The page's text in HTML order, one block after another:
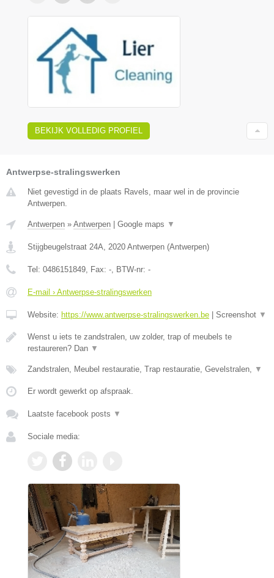
BEKIJK VOLLEDIG PROFIEL
Antwerpse-stralingswerken
Niet gevestigd in de plaats Ravels, maar wel in de provincie
Antwerpen.
Antwerpen » Antwerpen Google maps ▼
Stijgbeugelstraat 24A 2020 Antwerpen (Antwerpen)
Tel: 0486151849 , Fax: - , BTW-nr: -
E-mail › Antwerpse-stralingswerken
Website: https://www.antwerpse-stralingswerken.be Screenshot ▼
Wenst u iets te zandstralen, uw zolder, trap of meubels te
restaureren? Dan ▼
Zandstralen, Meubel restauratie, Trap restauratie, Gevelstralen, ▼
Er wordt gewerkt op afspraak.
Laatste facebook posts ▼
Sociale media: